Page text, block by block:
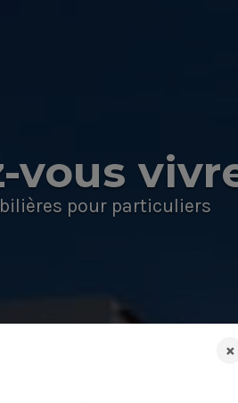
vous
pour particuliers
×